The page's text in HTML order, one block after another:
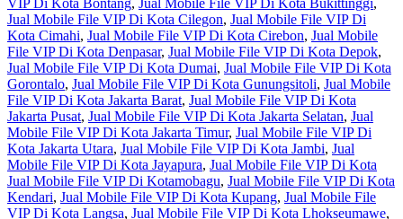
Jual Mobile File VIP Di Kota Cilegon, Jual Mobile File VIP Di
Kota Cimahi, Jual Mobile File VIP Di Kota Cirebon, Jual Mobile
File VIP Di Kota Denpasar, Jual Mobile File VIP Di Kota Depok,
Jual Mobile File VIP Di Kota Dumai, Jual Mobile File VIP Di Kota
Gorontalo, Jual Mobile File VIP Di Kota Gunungsitoli, Jual Mobile
File VIP Di Kota Jakarta Barat, Jual Mobile File VIP Di Kota
Jakarta Pusat, Jual Mobile File VIP Di Kota Jakarta Selatan, Jual
Mobile File VIP Di Kota Jakarta Timur, Jual Mobile File VIP Di
Kota Jakarta Utara, Jual Mobile File VIP Di Kota Jambi, Jual
Mobile File VIP Di Kota Jayapura, Jual Mobile File VIP Di Kota
Jual Mobile File VIP Di Kotamobagu, Jual Mobile File VIP Di Kota
Kendari, Jual Mobile File VIP Di Kota Kupang, Jual Mobile File
VIP Di Kota Langsa, Jual Mobile File VIP Di Kota Lhokseumawe,